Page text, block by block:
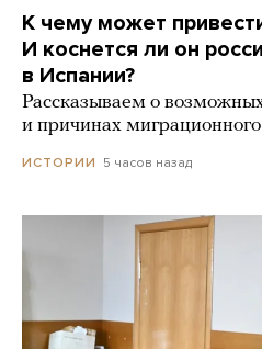
К чему может
И коснется ли он
в Испании?
Рассказываем о
и причинах
ИСТОРИИ 5 часов назад